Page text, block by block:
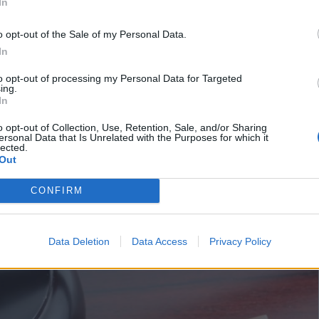
opt-out of the Sale of my Personal Data.
opt-out of processing my Personal Data for Targeted
opt-out of Collection, Use, Retention, Sale, and/or Sharing
Data that Is Unrelated with the Purposes for which it
CONFIRM
Data Deletion Data Access Privacy Policy
urgenti in materia di energia, emergenza idrica, politiche sociali
libero dell’energia elettrica ed il gas in corso, l’art. 3 prevede
unilaterali dei contratti di fornitura di energia elettrica e
2023.
i preavvisi comunicati per queste stesse finalità prima della data
si siano già perfezionate.